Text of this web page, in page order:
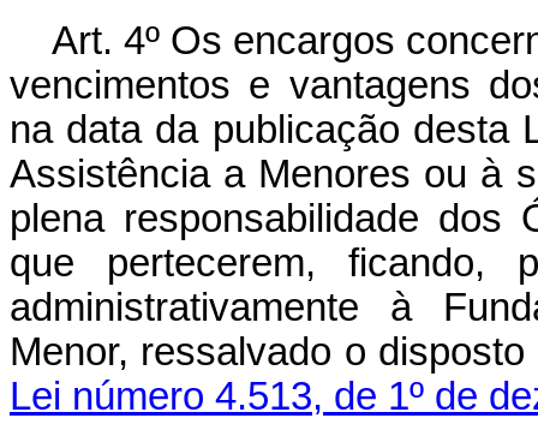
Art. 4º Os encargos
vencimentos e vantagens
na data da publicação desta
Assistência a Menores ou à
plena responsabilidade dos
que pertecerem, ficando,
administrativamente à
Menor, ressalvado o
Lei número 4.513, de 1º de